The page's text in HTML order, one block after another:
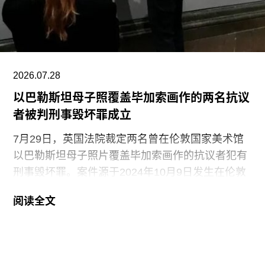
念艺术家罗伯特·莫里斯（Robert Morris）搬到旧金
山。在那里，她先后于哈尔普林-拉思罗普学校
（Halprin-Lathrop School）和马林舞蹈工作室
（Dance Workshop of
2026.07.28
以巴勒斯坦母子照覆盖毕加索画作的两名抗议
者被判刑事毁坏罪成立
7月29日，英国法院裁定两名曾在伦敦国家美术馆
以巴勒斯坦母子照片覆盖毕加索画作的抗议者犯有
刑事毁坏罪。案件源于2024年10月9日发生在伦敦
23岁的国家卫生服务工作者贾伊·哈莱（Jai Halai）
阅读全文